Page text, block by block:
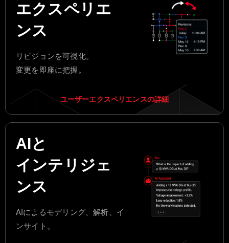
エクスペリエ
ンス
リビジョンを可視化。
変更を即座に把握。
ユーザーエクスペリエンスの詳細
AIと
インテリジェ
ンス
AIによるモデリング、解析、イ
ンサイト。